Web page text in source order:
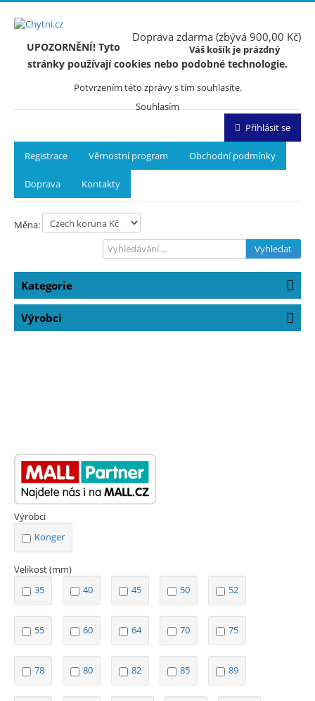
Doprava zdarma (zbývá 900,00 Kč)
Váš košík je prázdný
UPOZORNĚNÍ! Tyto
stránky používají cookies nebo podobné technologie.
Potvrzením této zprávy s tím souhlasíte.
Souhlasím
Přihlásit se
Registrace Věrnostní program Obchodní podmínky
Doprava Kontakty
Měna:
Vyhledat
Kategorie
Výrobci
Výrobci
Konger
Velikost (mm)
35
40 45 50 52
55 60 64 70 75
78 80 82 85 89